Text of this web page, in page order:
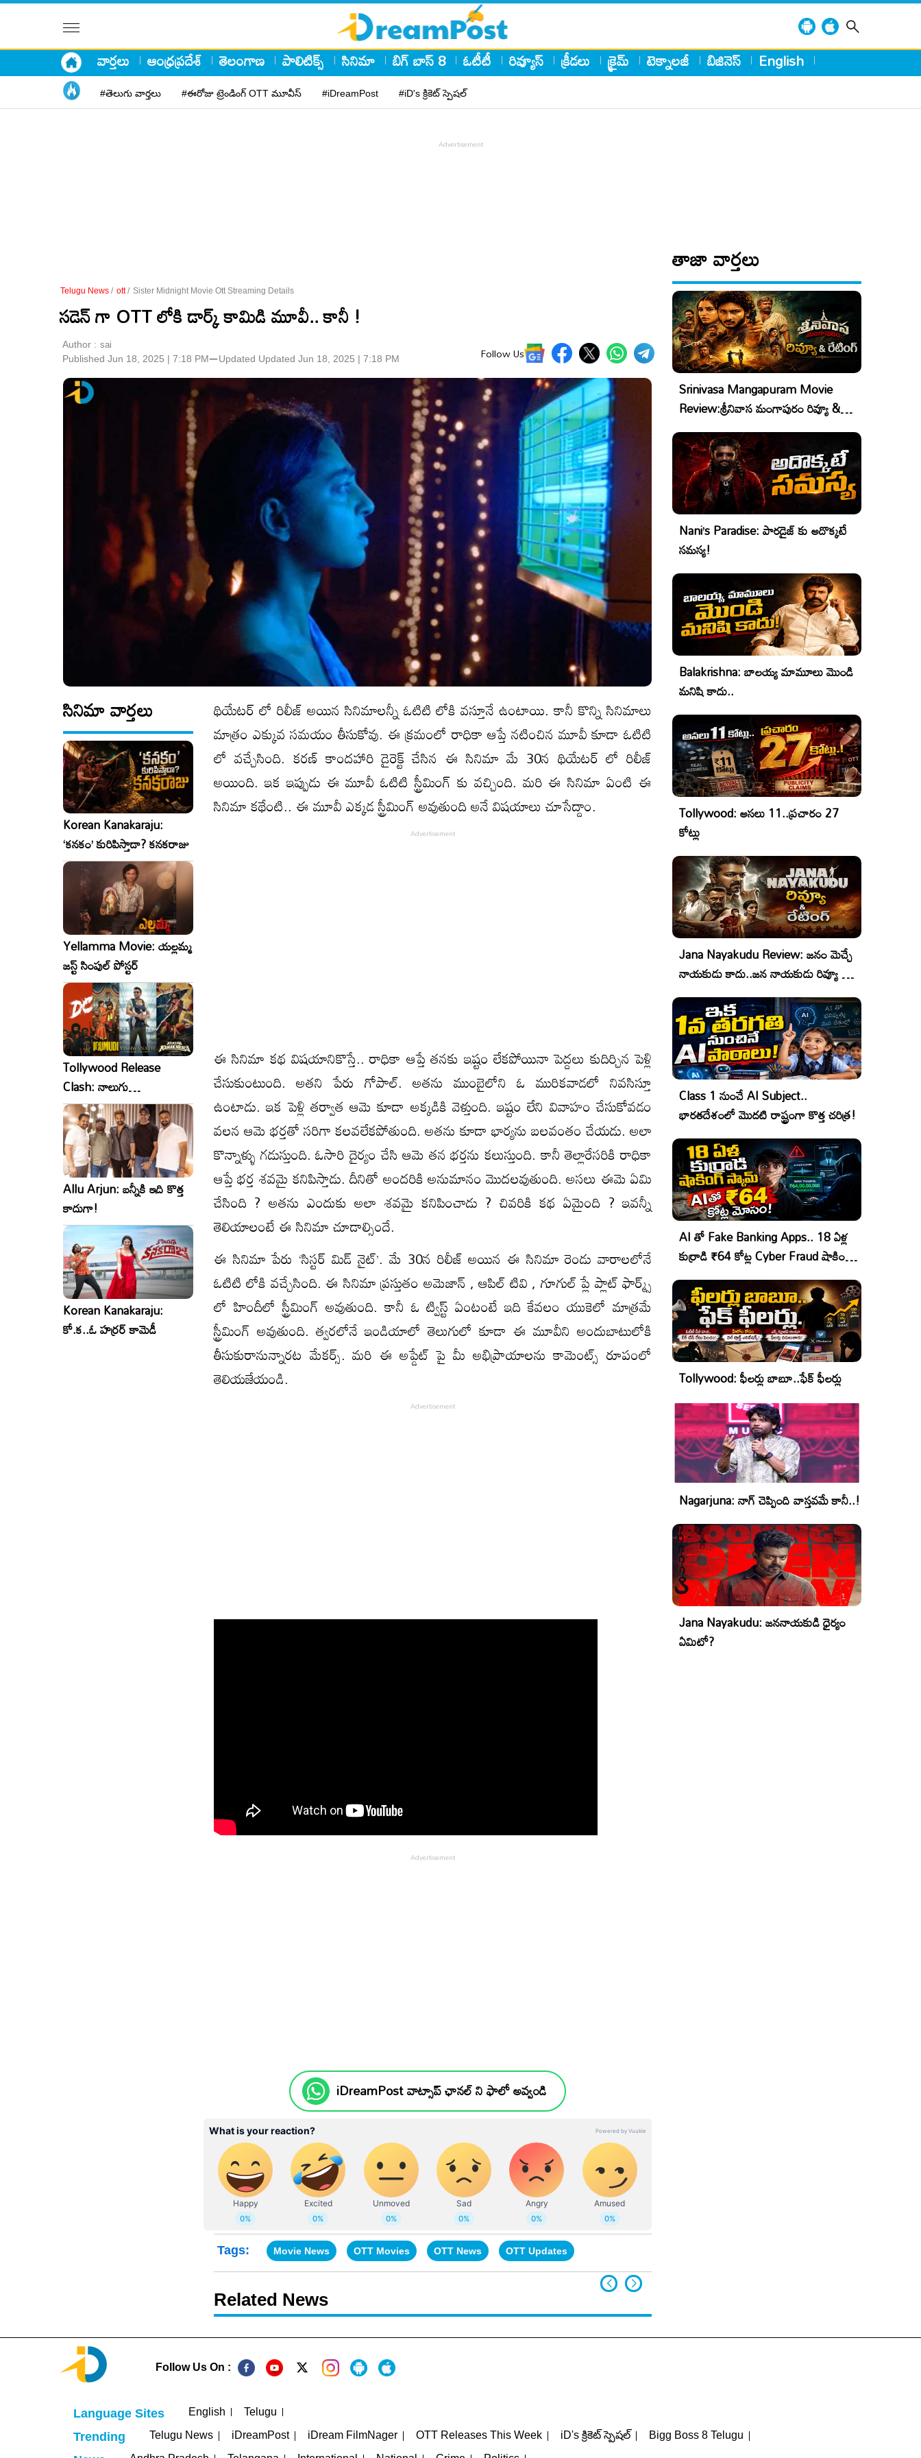
వార్తలు ఆంధ్రప్రదేశ్ తెలంగాణ పాలిటిక్స్ సినిమా బిగ్ బాస్ 8 ఓటీటీ రివ్యూస్ క్రీడలు క్రైమ్ టెక్నాలజీ బిజినెస్ English
#తెలుగు వార్తలు #ఈరోజు ట్రెండింగ్ OTT మూవీస్ #iDreamPost #iD's క్రికెట్ స్పెషల్
Telugu News / ott/ Sister Midnight Movie Ott Streaming Details
సడెన్ గా OTT లోకి డార్క్ కామిడి మూవీ.. కానీ !
Author : sai
Published Jun 18, 2025 | 7:18 PM⚊Updated Updated Jun 18, 2025 | 7:18 PM Follow Us
సినిమా వార్తలు
Korean Kanakaraju:
‘కనకం’ కురిపిస్తాడా? కనకరాజు
Yellamma Movie: యల్లమ్మ
జస్ట్ సింపుల్ పోస్టర్
Tollywood Release
Clash: నాలుగు
సినిమాలు..ఒకేసారి..ఎందుకో?
Allu Arjun: బన్నీకి ఇది కొత్త
కాదుగా!
Korean Kanakaraju:
కో.క..ఓ హర్రర్ కామెడీ
థియేటర్ లో రిలీజ్ అయిన సినిమాలన్నీ ఓటిటి లోకి వస్తూనే ఉంటాయి. కానీ కొన్ని సినిమాలు
మాత్రం ఎక్కువ సమయం తీసుకోవు. ఈ క్రమంలో రాధికా ఆప్తే నటించిన మూవీ కూడా ఓటిటి
లో వచ్చేసింది. కరణ్ కాందహారి డైరెక్ట్ చేసిన ఈ సినిమా మే 30న థియేటర్ లో రిలీజ్
అయింది. ఇక ఇప్పుడు ఈ మూవీ ఓటిటి స్ట్రీమింగ్ కు వచ్చింది. మరి ఈ సినిమా ఏంటి ఈ
సినిమా కథేంటి.. ఈ మూవీ ఎక్కడ స్ట్రీమింగ్ అవుతుంది అనే విషయాలు చూసేద్దాం.
ఈ సినిమా కథ విషయానికొస్తే.. రాధికా ఆప్తే తనకు ఇష్టం లేకపోయినా పెద్దలు కుదిర్చిన పెళ్లి
చేసుకుంటుంది. అతని పేరు గోపాల్. అతను ముంబైలోని ఓ మురికవాడలో నివసిస్తూ
ఉంటాడు. ఇక పెళ్లి తర్వాత ఆమె కూడా అక్కడికి వెళ్తుంది. ఇష్టం లేని వివాహం చేసుకోవడం
వలన ఆమె భర్తతో సరిగా కలవలేకపోతుంది. అతను కూడా భార్యను బలవంతం చేయడు. అలా
కొన్నాళ్ళు గడుస్తుంది. ఓసారి దైర్యం చేసి ఆమె తన భర్తను కలుస్తుంది. కానీ తెల్లారేసరికి రాధికా
ఆప్తే భర్త శవమై కనిపిస్తాడు. దీనితో అందరికి అనుమానం మొదలవుతుంది. అసలు ఈమె ఏమి
చేసింది ? అతను ఎందుకు అలా శవమై కనిపించాడు ? చివరికి కథ ఏమైంది ? ఇవన్నీ
తెలియాలంటే ఈ సినిమా చూడాల్సిందే.
ఈ సినిమా పేరు ‘సిస్టర్ మిడ్ నైట్’. మే 30న రిలీజ్ అయిన ఈ సినిమా రెండు వారాలలోనే
ఓటిటి లోకి వచ్చేసింది. ఈ సినిమా ప్రస్తుతం అమెజాన్ , ఆపిల్ టివి , గూగుల్ ప్లే ప్లాట్ ఫార్మ్స్
లో హిందీలో స్ట్రీమింగ్ అవుతుంది. కానీ ఓ ట్విస్ట్ ఏంటంటే ఇది కేవలం యుకెలో మాత్రమే
స్ట్రీమింగ్ అవుతుంది. త్వరలోనే ఇండియాలో తెలుగులో కూడా ఈ మూవీని అందుబాటులోకి
తీసుకురానున్నారట మేకర్స్. మరి ఈ అప్డేట్ పై మీ అభిప్రాయాలను కామెంట్స్ రూపంలో
తెలియజేయండి.
iDreamPost వాట్సాప్ ఛానల్ ని ఫాలో అవ్వండి
Tags: Movie News OTT Movies OTT News OTT Updates
Related News
తాజా వార్తలు
Srinivasa Mangapuram Movie
Review:శ్రీనివాస మంగాపురం రివ్యూ &
రేటింగ్
Nani’s Paradise: పారడైజ్ కు అదొక్కటే
సమస్య!
Balakrishna: బాలయ్య మామూలు మొండి
మనిషి కాదు..
Tollywood: అసలు 11..ప్రచారం 27
కోట్లు
Jana Nayakudu Review: జనం మెచ్చే
నాయకుడు కాదు..జన నాయకుడు రివ్యూ &
రేటింగ్!
Class 1 నుంచే AI Subject..
భారతదేశంలో మొదటి రాష్ట్రంగా కొత్త చరిత్ర!
AI తో Fake Banking Apps.. 18 ఏళ్ల
కుర్రాడి ₹64 కోట్ల Cyber Fraud షాకింగ్
ఆపరేషన్!
Tollywood: ఫీలర్లు బాబూ..ఫేక్ ఫీలర్లు
Nagarjuna: నాగ్ చెప్పింది వాస్తవమే కానీ..!
Jana Nayakudu: జననాయకుడి ధైర్యం
ఏమిటో?
Follow Us On :
Language Sites English Telugu
Trending Telugu News iDreamPost iDream FilmNager OTT Releases This Week iD's క్రికెట్ స్పెషల్ Bigg Boss 8 Telugu